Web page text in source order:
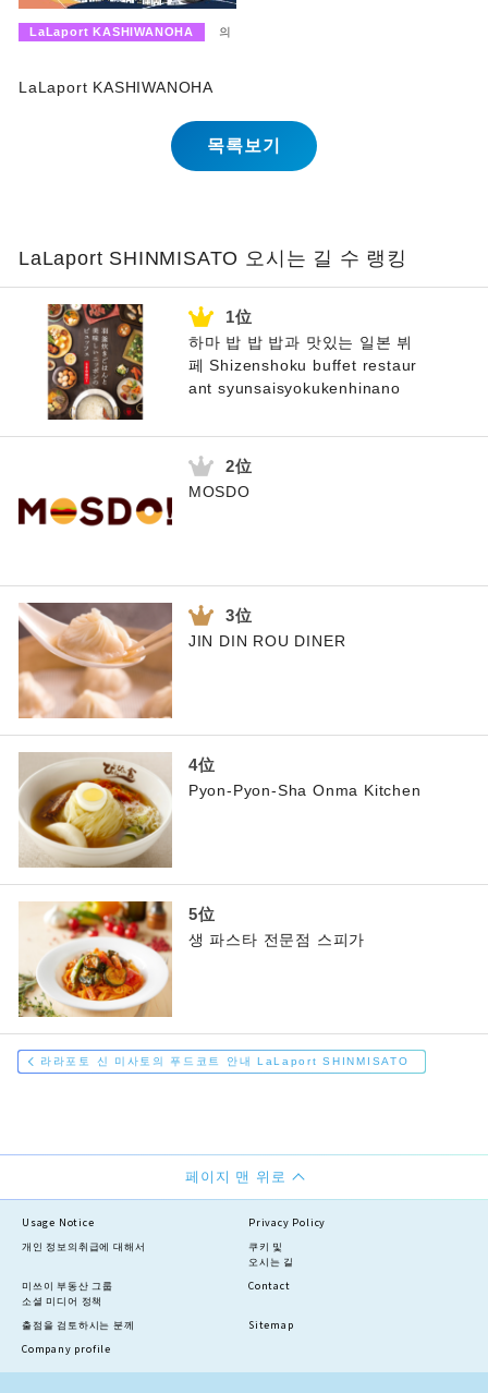
LaLaport KASHIWANOHA 의
LaLaport KASHIWANOHA
목록보기
LaLaport SHINMISATO 오시는 길 수 랭킹
하마 밥 밥 밥과 맛있는 일본 뷔
페 Shizenshoku buffet restaur
ant syunsaisyokukenhinano
MOSDO
JIN DIN ROU DINER
Pyon-Pyon-Sha Onma Kitchen
생 파스타 전문점 스피가
라라포토 신 미사토의 푸드코트 안내 LaLaport SHINMISATO
페이지 맨 위로
Usage Notice
Privacy Policy
개인 정보의취급에 대해서
쿠키 및
오시는 길
미쓰이 부동산 그룹
소셜 미디어 정책
Contact
출점을 검토하시는 분께
Sitemap
Company profile